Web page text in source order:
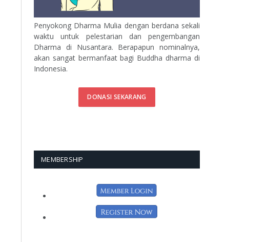
Penyokong Dharma Mulia dengan berdana sekali
waktu untuk pelestarian dan pengembangan
Dharma di Nusantara. Berapapun nominalnya,
akan sangat bermanfaat bagi Buddha dharma di
Indonesia.
DONASI SEKARANG
MEMBERSHIP